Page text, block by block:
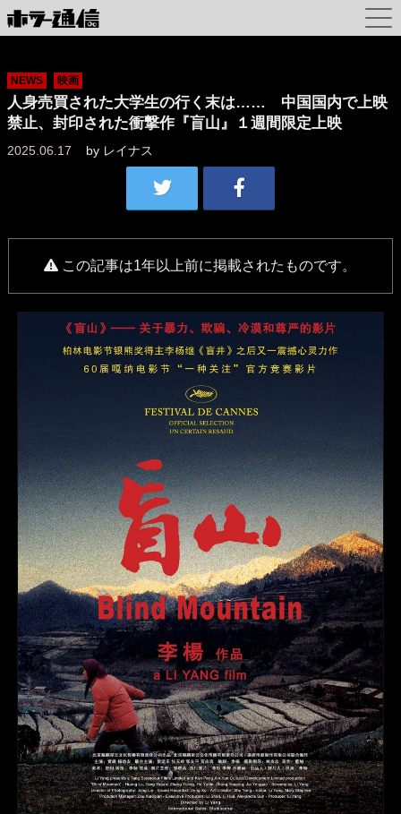
NEWS 映画
人身売買された大学生の行く末は…… 中国国内で上映
禁止、封印された衝撃作『盲山』１週間限定上映
2025.06.17 by レイナス
この記事は1年以上前に掲載されたものです。